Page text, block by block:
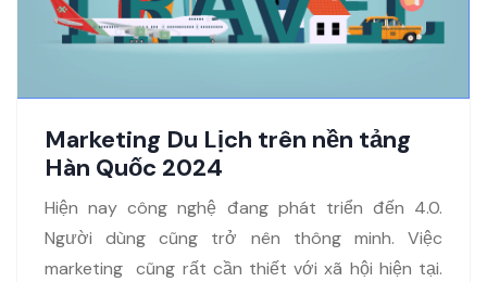
Marketing Du Lịch trên nền tảng
Hàn Quốc 2024
Hiện nay công nghệ đang phát triển đến 4.0.
Người dùng cũng trở nên thông minh. Việc
marketing cũng rất cần thiết với xã hội hiện tại.